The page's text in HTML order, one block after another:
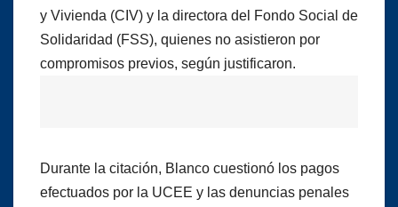
y Vivienda (CIV) y la directora del Fondo Social de
Solidaridad (FSS), quienes no asistieron por
compromisos previos, según justificaron.
Durante la citación, Blanco cuestionó los pagos
efectuados por la UCEE y las denuncias penales